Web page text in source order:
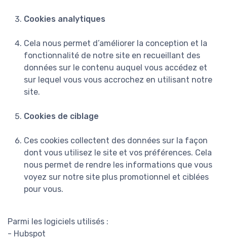
Cookies analytiques
Cela nous permet d’améliorer la conception et la
fonctionnalité de notre site en recueillant des
données sur le contenu auquel vous accédez et
sur lequel vous vous accrochez en utilisant notre
site.
Cookies de ciblage
Ces cookies collectent des données sur la façon
dont vous utilisez le site et vos préférences. Cela
nous permet de rendre les informations que vous
voyez sur notre site plus promotionnel et ciblées
pour vous.
Parmi les logiciels utilisés :
- Hubspot